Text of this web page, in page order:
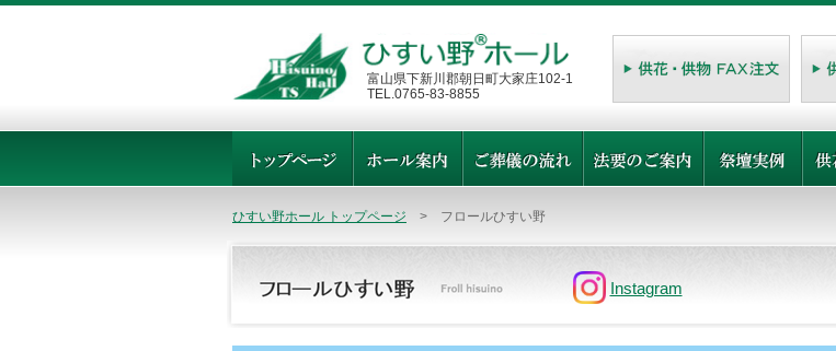
Instagram
富山県下新川郡朝日町大家庄102-1
TEL.0765-83-8855
ひすい野ホール トップページ > フロールひすい野